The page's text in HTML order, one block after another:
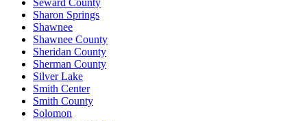
Sharon Springs
Shawnee
Shawnee County
Sheridan County
Sherman County
Silver Lake
Smith Center
Smith County
Solomon